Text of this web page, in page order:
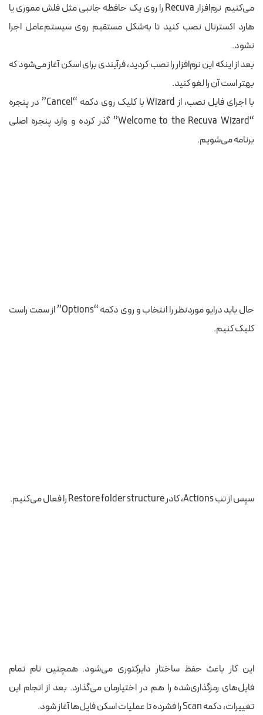
می‌کنیم نرم‌افزار Recuva را روی یک حافظه جانبی مثل فلش مموری یا
هارد اکسترنال نصب کنید تا به‌شکل مستقیم روی سیستم‌عامل اجرا
نشود.
بعد از اینکه این نرم‌افزار را نصب کردید،فرآیندیبرای اسکن آغاز می‌شود که
بهتر است آن را لغو کنید.
با اجرای فایل نصب، از Wizard با کلیک روی دکمه “Cancel” در پنجره
“Welcome to the Recuva Wizard” گذر کرده و وارد پنجره اصلی
برنامه می‌شویم.
حال باید درایو موردنظر را انتخاب و روی دکمه “Options” از سمت راست
کلیک کنیم.
سپس از تب Actions، کادر Restore folder structure را فعال می‌کنیم .
این کار باعث حفظ ساختار دایرکتوری می‌شود. همچنین نام تمام
فایل‌های رمزگذاری‌شده را هم در اختیارمان می‌گذارد. بعد از انجام این
تغییرات،دکمه Scan را فشرده تا عملیات اسکن فایل‌ها آغاز شود.